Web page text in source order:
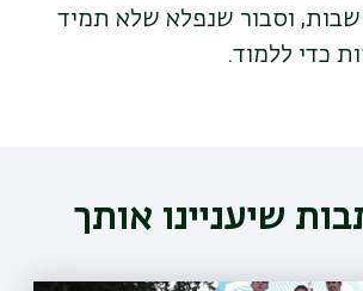
וסבור שנפלא שלא תמיד
כדי ללמוד.
שיעניינו אותך